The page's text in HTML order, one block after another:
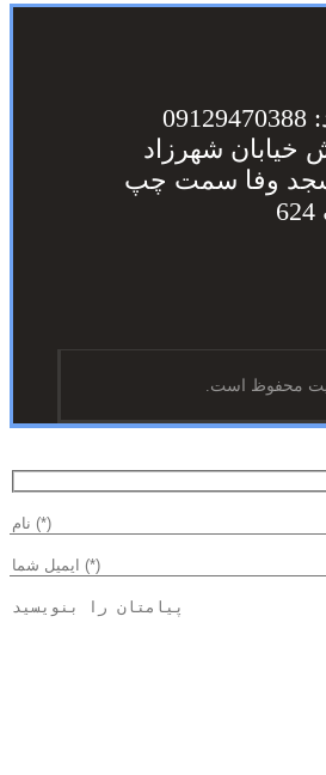
خیابان شهرزاد
مسجد وفا سمت چپ
محفوظ است.